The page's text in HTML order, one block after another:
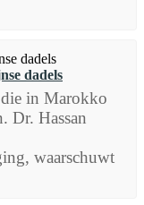
dadels
in Marokko
Dr. Hassan
waarschuwt